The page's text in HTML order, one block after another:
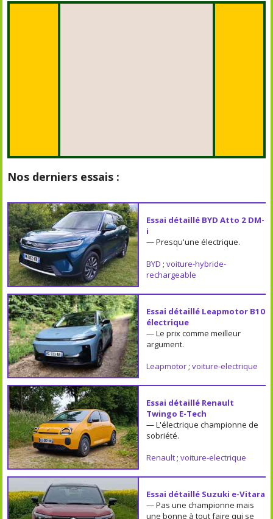
Nos derniers essais :
Essai détaillé BYD Atto 2 DM-
i
— Presqu'une électrique.
BYD ; voiture-hybride-
rechargeable
Essai détaillé Leapmotor B10
électrique
— Le prix comme meilleur
argument.
Leapmotor; voiture-electrique
Essai détaillé Renault
Twingo E-Tech
— L'électrique championne de
sobriété.
Renault; voiture-electrique
Essai détaillé Suzuki e-Vitara
— Pas une championne mais
une bonne à tout faire qui se